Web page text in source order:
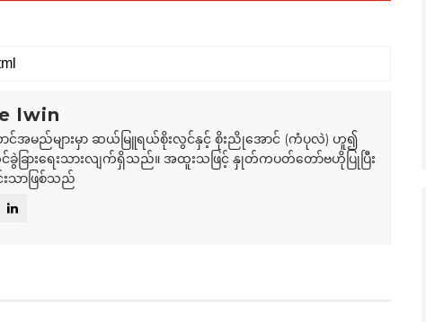
lwin
ောင်အမည်များမှာ ဆယ်မြူရယ်စိုးလွင်နှင့် စိုးညိုအောင် (ကံပုလဲ) ဟူ၍
ခွဲခြားရေးသားလျက်ရှိသည်။ အထူးသဖြင့် နှုတ်ကပတ်တော်ဗဟိုပြုပြီး
သာဖြစ်သည်